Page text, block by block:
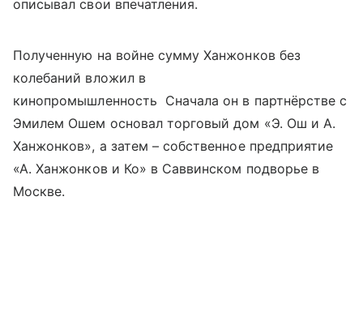
описывал свои впечатления.
Полученную на войне сумму Ханжонков без
колебаний вложил в
кинопромышленность Сначала он в партнёрстве с
Эмилем Ошем основал торговый дом «Э. Ош и А.
Ханжонков», а затем – собственное предприятие
«А. Ханжонков и Ко» в Саввинском подворье в
Москве.